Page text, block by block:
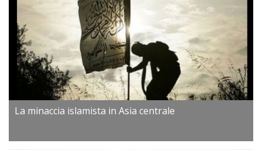
La minaccia islamista in Asia centrale